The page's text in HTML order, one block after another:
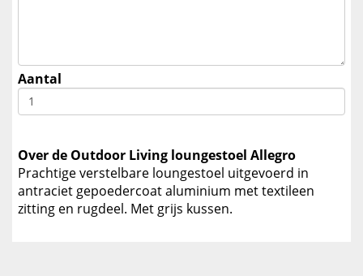
Aantal
Over de Outdoor Living loungestoel Allegro
Prachtige verstelbare loungestoel uitgevoerd in
antraciet gepoedercoat aluminium met textileen
zitting en rugdeel. Met grijs kussen.